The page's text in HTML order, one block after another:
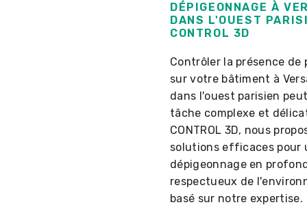
DÉPIGEONNAGE À
DANS L'OUEST
CONTROL 3D
Contrôler la présence de
sur votre bâtiment à
dans l'ouest parisien
tâche complexe et
CONTROL 3D, nous
solutions efficaces pour
dépigeonnage en
respectueux de
basé sur notre expertise.